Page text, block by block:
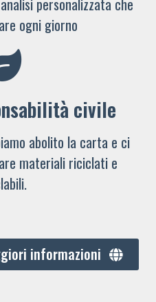
ogni giorno
civile
abolito la carta e ci
materiali riciclati e
informazioni